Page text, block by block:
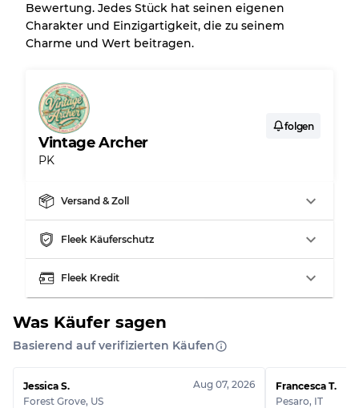
Note A Fast neu, leichte Abnutzung
Note C
Aufteilung für gemischte Ratios
Note BC
60% B, 40% C
Note ABC
30% A, 40% B, 30% C
Bewertung. Jedes Stück hat seinen eigenen
Charakter und Einzigartigkeit, die zu seinem
Charme und Wert beitragen.
Vintage Archer
PK
folgen
Versand & Zoll
Fleek Käuferschutz
Fleek Kredit
Was Käufer sagen
Basierend auf verifizierten Käufen
Jessica S.
Forest Grove, US
Aug 07, 2026
Francesca T.
Pesaro, IT